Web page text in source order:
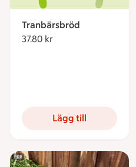
Tranbärsbröd
37.80 kr
Lägg till